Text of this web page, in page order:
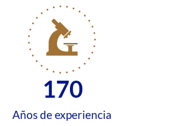
Años de experiencia
170